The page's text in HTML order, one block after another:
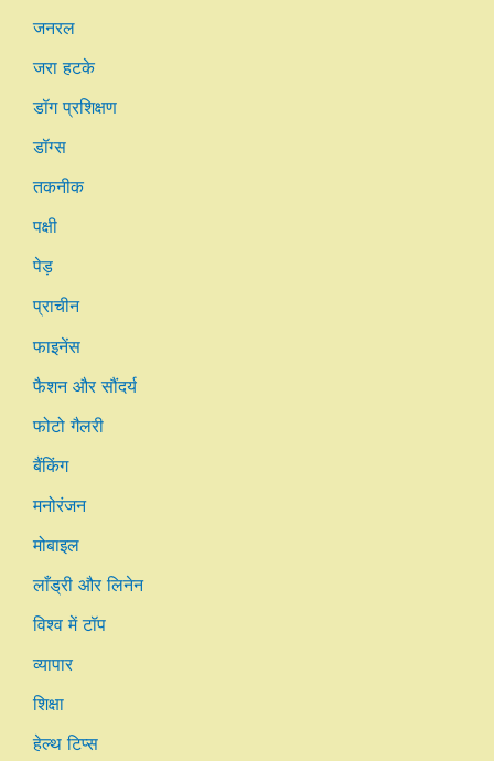
जनरल
जरा हटके
डॉग प्रशिक्षण
डॉग्स
तकनीक
पक्षी
पेड़
प्राचीन
फाइनेंस
फैशन और सौंदर्य
फोटो गैलरी
बैंकिंग
मनोरंजन
मोबाइल
लाँड्री और लिनेन
विश्व में टॉप
व्यापार
शिक्षा
हेल्थ टिप्स